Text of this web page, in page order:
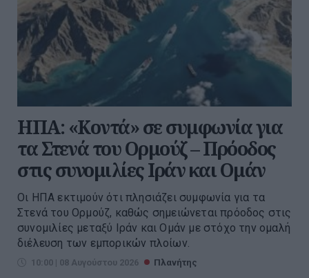
ΗΠΑ: «Κοντά» σε συμφωνία για
τα Στενά του Ορμούζ – Πρόοδος
στις συνομιλίες Ιράν και Ομάν
Οι ΗΠΑ εκτιμούν ότι πλησιάζει συμφωνία για τα
Στενά του Ορμούζ, καθώς σημειώνεται πρόοδος στις
συνομιλίες μεταξύ Ιράν και Ομάν με στόχο την ομαλή
διέλευση των εμπορικών πλοίων.
10:00 | 08 Αυγούστου 2026 Πλανήτης